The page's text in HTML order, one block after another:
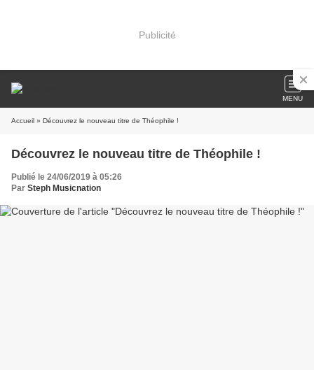
Publicité
MENU
Accueil » Découvrez le nouveau titre de Théophile !
Découvrez le nouveau titre de Théophile !
Publié le 24/06/2019 à 05:26
Par Steph Musicnation